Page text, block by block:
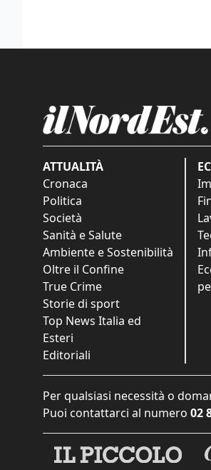
ATTUALITÀ
Cronaca
Politica
Società
Sanità e Salute
Ambiente e Sostenibilità
Oltre il Confine
True Crime
Storie di sport
Top News Italia ed
Esteri
Editoriali
Per qualsiasi necessità o
Puoi contattarci al numero 02